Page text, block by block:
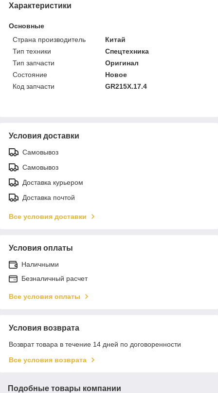
Характеристики
Основные
Страна производитель
Китай
Тип техники
Спецтехника
Тип запчасти
Оригинал
Состояние
Новое
Код запчасти
GR215X.17.4
Условия доставки
Самовывоз
Самовывоз
Доставка курьером
Доставка почтой
Все условия доставки
Условия оплаты
Наличными
Безналичный расчет
Все условия оплаты
Условия возврата
Возврат товара в течение 14 дней по договоренности
Все условия возврата
Подобные товары компании